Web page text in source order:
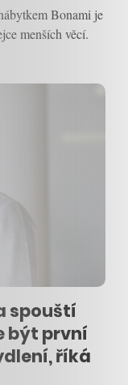
Bonami je
menších věcí.
spouští
být první
říká